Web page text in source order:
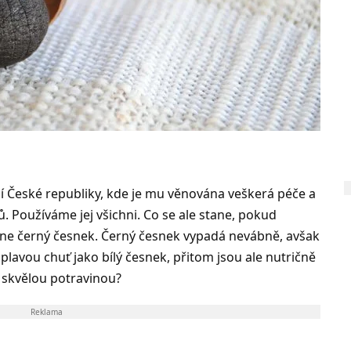
republiky, kde je mu věnována veškerá péče a
jej všichni. Co se ale stane, pokud
černý česnek. Černý česnek vypadá nevábně, avšak
chuť jako bílý česnek, přitom jsou ale nutričně
potravinou?
Reklama